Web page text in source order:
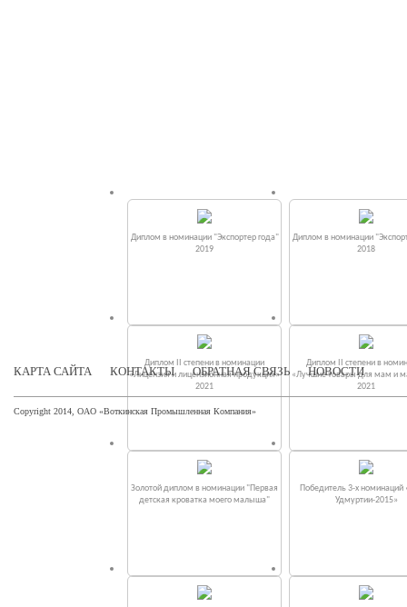
Диплом в номинации "Экспортер года"
2019
Диплом в номинации
2018
Диплом II степени в номинации
«Лицензия и лицензионная продукция»
2021
Диплом II степени в
«Лучшие товары для мам и
2021
Золотой диплом в номинации "Первая
детская кроватка моего малыша"
Победитель 3-х номинаций
Удмуртии-2015»
КАРТА САЙТА КОНТАКТЫ ОБРАТНАЯ СВЯЗЬ НОВОСТИ
Copyright 2014, ОАО «Воткинская Промышленная Компания»